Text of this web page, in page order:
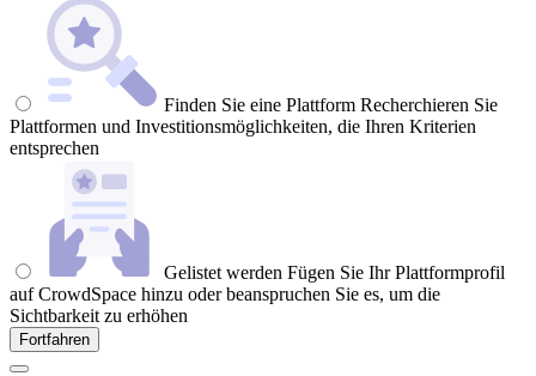
Finden Sie eine Plattform Recherchieren Sie
Plattformen und Investitionsmöglichkeiten, die Ihren Kriterien
entsprechen
Gelistet werden Fügen Sie Ihr Plattformprofil
auf CrowdSpace hinzu oder beanspruchen Sie es, um die
Sichtbarkeit zu erhöhen
Fortfahren